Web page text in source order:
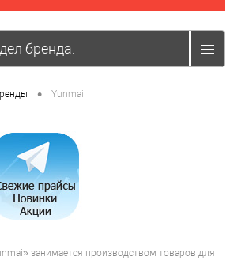
бренда:
• Yunmai
занимается производством товаров для